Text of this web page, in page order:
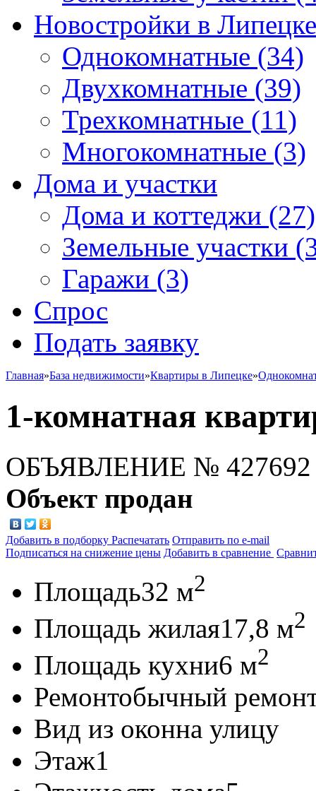
Новостройки в Липецке
Однокомнатные (34)
Двухкомнатные (39)
Трехкомнатные (11)
Многокомнатные (3)
Дома и участки
Дома и коттеджи (27)
Земельные участки
Гаражи (3)
Спрос
Подать заявку
Главная»База недвижимости»Квартиры в Липецке»
1-комнатная
ОБЪЯВЛЕНИЕ № 427692
Объект продан
Добавить в подборку Распечатать Отправить по e-mail
Подписаться на снижение цены Добавить в сравнение
Площадь32 м2
Площадь жилая17,8 м2
Площадь кухни6 м2
Ремонтобычный
Вид из оконна улицу
Этаж1